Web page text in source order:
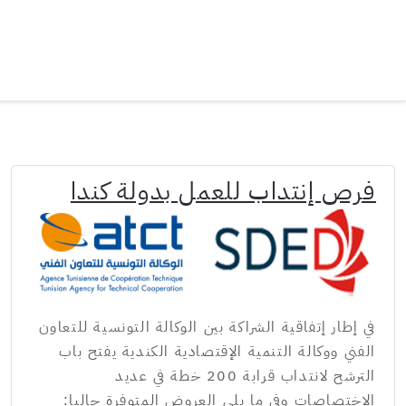
فرص إنتداب للعمل بدولة كندا
في إطار إتفاقية الشراكة بين الوكالة التونسية للتعاون
الفني ووكالة التنمية الإقتصادية الكندية يفتح باب
الترشح لانتداب قرابة 200 خطة في عديد
الإختصاصات وفي ما يلي العروض المتوفرة حاليا: